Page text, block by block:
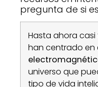
pregunta de si
Hasta ahora casi
han centrado en
universo que
tipo de vida